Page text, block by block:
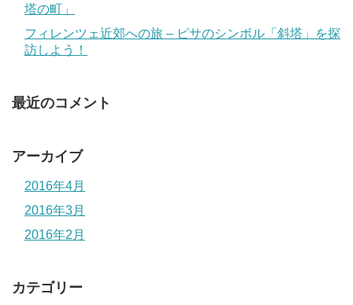
塔の町」
フィレンツェ近郊への旅 – ピサのシンボル「斜塔」を探
訪しよう！
最近のコメント
アーカイブ
2016年4月
2016年3月
2016年2月
カテゴリー